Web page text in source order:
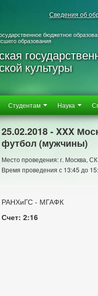
Сведения об
бюджетное
образования
культуры
Студентам Наука
25.02.2018 - XXX
футбол (мужчины)
Место проведения: г. Москва,
Время проведения с 13:45 до
РАНХиГС - МГАФК
Счет: 2:16